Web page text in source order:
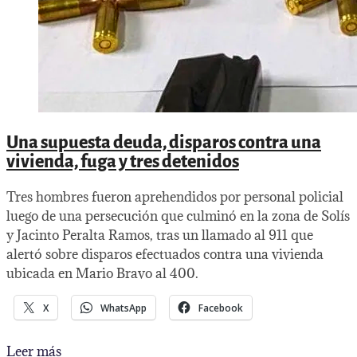
Una supuesta deuda, disparos contra una
vivienda, fuga y tres detenidos
Tres hombres fueron aprehendidos por personal policial
luego de una persecución que culminó en la zona de Solís
y Jacinto Peralta Ramos, tras un llamado al 911 que
alertó sobre disparos efectuados contra una vivienda
ubicada en Mario Bravo al 400.
X WhatsApp Facebook
Leer másUna